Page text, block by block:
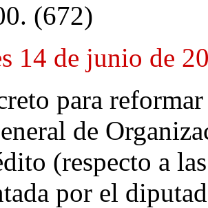
(672)
14 de junio de
para
de
(respecto a
por el